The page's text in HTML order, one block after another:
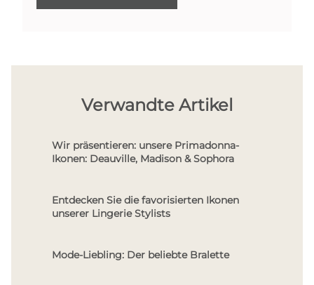
Verwandte Artikel
Wir präsentieren: unsere Primadonna-
Ikonen: Deauville, Madison & Sophora
Entdecken Sie die favorisierten Ikonen
unserer Lingerie Stylists
Mode-Liebling: Der beliebte Bralette